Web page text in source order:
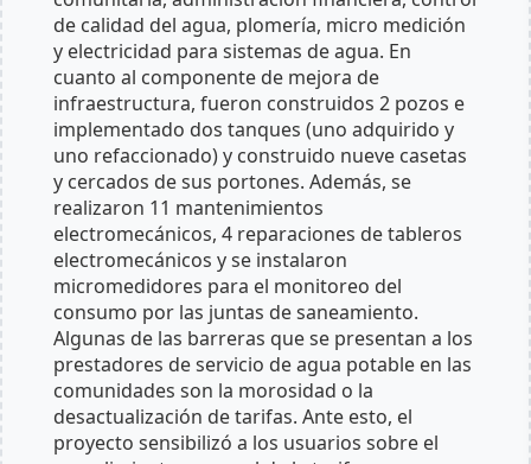
de calidad del agua, plomería, micro medición
y electricidad para sistemas de agua. En
cuanto al componente de mejora de
infraestructura, fueron construidos 2 pozos e
implementado dos tanques (uno adquirido y
uno refaccionado) y construido nueve casetas
y cercados de sus portones. Además, se
realizaron 11 mantenimientos
electromecánicos, 4 reparaciones de tableros
electromecánicos y se instalaron
micromedidores para el monitoreo del
consumo por las juntas de saneamiento.
Algunas de las barreras que se presentan a los
prestadores de servicio de agua potable en las
comunidades son la morosidad o la
desactualización de tarifas. Ante esto, el
proyecto sensibilizó a los usuarios sobre el